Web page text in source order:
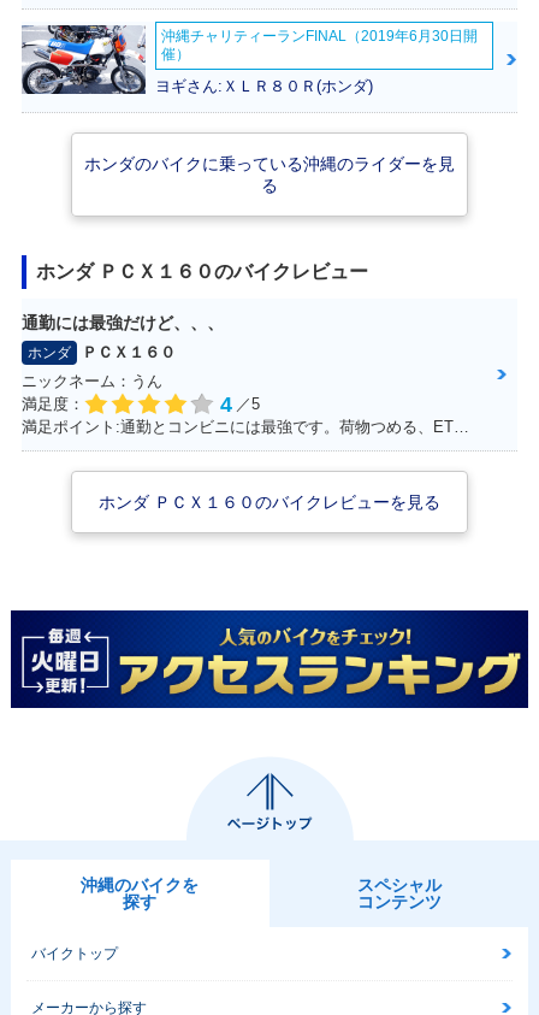
沖縄チャリティーランFINAL（2019年6月30日開
催）
ヨギさん:ＸＬＲ８０Ｒ(ホンダ)
ホンダのバイクに乗っている沖縄のライダーを見
る
ホンダ ＰＣＸ１６０のバイクレビュー
通勤には最強だけど、、、
ホンダ
ＰＣＸ１６０
ニックネーム：うん
満足度：
4 ／5
満足ポイント:通勤とコンビニには最強です。荷物つめる、ETC.車載カメラ、ロングスクリーンでした。平和な日本を肌で感じることできます。 けれど、、、
ホンダ ＰＣＸ１６０のバイクレビューを見る
沖縄のバイクを
探す
スペシャル
コンテンツ
バイクトップ
メーカーから探す